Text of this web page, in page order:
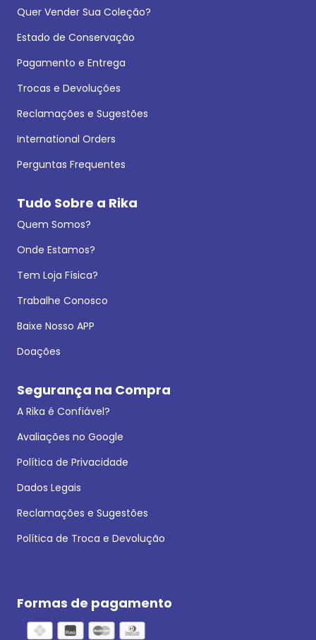
Quer Vender Sua Coleção?
Estado de Conservação
Pagamento e Entrega
Trocas e Devoluções
Reclamações e Sugestões
International Orders
Perguntas Frequentes
Tudo Sobre a Rika
Quem Somos?
Onde Estamos?
Tem Loja Física?
Trabalhe Conosco
Baixe Nosso APP
Doações
Segurança na Compra
A Rika é Confiável?
Avaliações no Google
Política de Privacidade
Dados Legais
Reclamações e Sugestões
Política de Troca e Devolução
Formas de pagamento